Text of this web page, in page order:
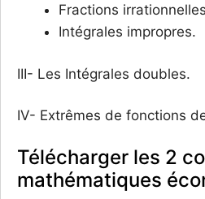
Fractions
Intégrales impropres.
III- Les Intégrales doubles.
IV- Extrêmes de fonctions
Télécharger les 2
mathématiques